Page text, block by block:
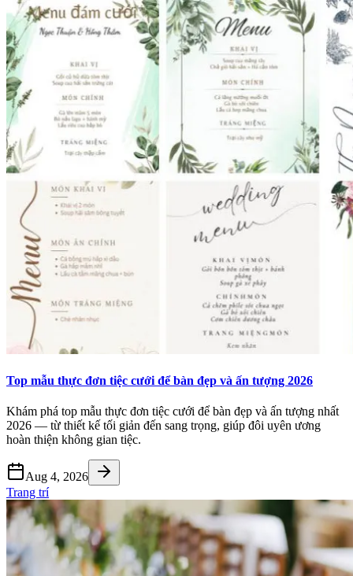
Top mẫu thực đơn tiệc cưới để bàn đẹp và ấn tượng 2026
Khám phá top mẫu thực đơn tiệc cưới để bàn đẹp và ấn tượng nhất
2026 — từ thiết kế tối giản đến sang trọng, giúp đôi uyên ương
hoàn thiện không gian tiệc.
Aug 4, 2026
Trang trí